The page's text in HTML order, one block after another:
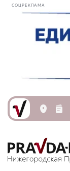
СОЦРЕКЛАМА
L n